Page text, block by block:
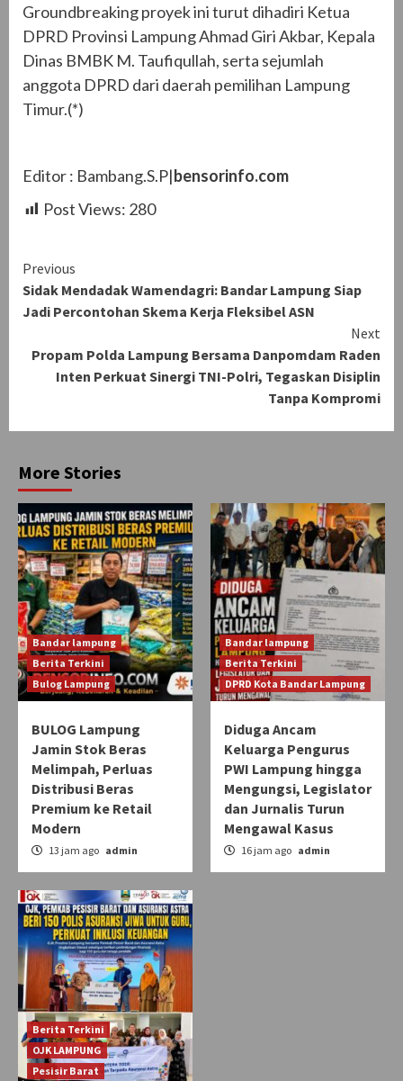
Groundbreaking proyek ini turut dihadiri Ketua
DPRD Provinsi Lampung Ahmad Giri Akbar, Kepala
Dinas BMBK M. Taufiqullah, serta sejumlah
anggota DPRD dari daerah pemilihan Lampung
Timur.(*)
Editor : Bambang.S.P|bensorinfo.com
Post Views: 280
Continue
Reading
Previous
Sidak Mendadak Wamendagri: Bandar Lampung Siap
Jadi Percontohan Skema Kerja Fleksibel ASN
Next
Propam Polda Lampung Bersama Danpomdam Raden
Inten Perkuat Sinergi TNI-Polri, Tegaskan Disiplin
Tanpa Kompromi
More Stories
Bandar lampung
Berita Terkini
Bulog Lampung
BULOG Lampung
Jamin Stok Beras
Melimpah, Perluas
Distribusi Beras
Premium ke Retail
Modern
13 jam ago admin
Bandar lampung
Berita Terkini
DPRD Kota Bandar Lampung
Diduga Ancam
Keluarga Pengurus
PWI Lampung hingga
Mengungsi, Legislator
dan Jurnalis Turun
Mengawal Kasus
16 jam ago admin
Berita Terkini
OJK LAMPUNG
Pesisir Barat